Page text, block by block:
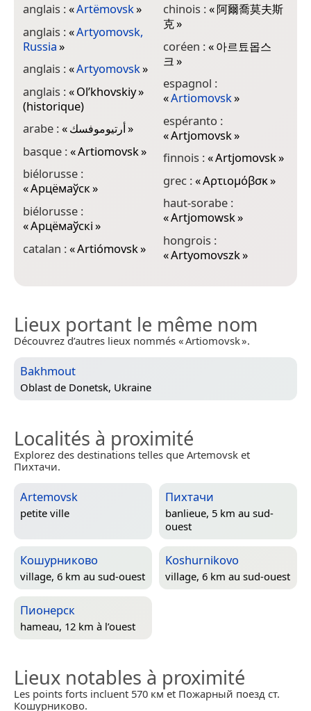
anglais :«Artëmovsk»
anglais :«Artyomovsk,
Russia»
anglais :«Artyomovsk»
anglais :«Ol’khovskiy»
(historique)
arabe :«أرتيوموفسك»
basque :«Artiomovsk»
biélorusse :
«Арцёмаўск»
biélorusse :
«Арцёмаўскі»
catalan :«Artiómovsk»
chinois :«阿爾喬莫夫斯
克»
coréen :«아르툐몹스
크»
espagnol :
«Artiomovsk»
espéranto :
«Artjomovsk»
finnois :«Artjomovsk»
grec :«Αρτιομόβσκ»
haut-sorabe :
«Artjomowsk»
hongrois :
«Artyomovszk»
Lieux portant le même nom
Découvrez d’autres lieux nommés « Artiomovsk ».
Bakhmout
Oblast de Donetsk, Ukraine
Localités à proximité
Explorez des destinations telles que Artemovsk et
Пихтачи.
Artemovsk
petite ville
Пихтачи
banlieue, 5 km au sud-
ouest
Кошурниково
village, 6 km au sud-ouest
Koshurnikovo
village, 6 km au sud-ouest
Пионерск
hameau, 12 km à l’ouest
Lieux notables à proximité
Les points forts incluent 570 км et Пожарный поезд ст.
Кошурниково.